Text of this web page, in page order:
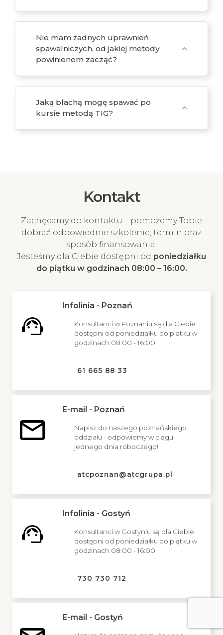
Nie mam żadnych uprawnień
spawalniczych, od jakiej metody
powinienem zacząć?
expand_more
Jaką blachą mogę spawać po
kursie metodą TIG?
expand_more
Kontakt
Zachęcamy do kontaktu – pomożemy Tobie
dobrać odpowiednie szkolenie, termin oraz
sposób finansowania.
Jesteśmy dla Ciebie dostępni od poniedziałku
do piątku w godzinach 08:00 – 16:00.
Infolinia - Poznań
Konsultanci w Poznaniu są dla Ciebie
dostępni od poniedziałku do piątku w
godzinach 08:00 - 16:00
61 665 88 33
E-mail - Poznań
Napisz do naszego poznańskiego
oddziału - odpowiemy w ciągu
jednego dnia roboczego!
atcpoznan@atcgrupa.pl
Infolinia - Gostyń
Konsultanci w Gostyniu są dla Ciebie
dostępni od poniedziałku do piątku w
godzinach 08:00 - 16:00
730 730 712
E-mail - Gostyń